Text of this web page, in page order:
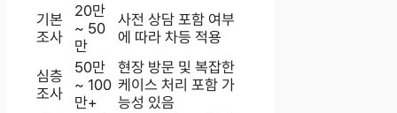
기본
조사
20만
~ 50
만
사전 상담 포함 여부
에 따라 차등 적용
심층
조사
50만
~ 100
만+
현장 방문 및 복잡한
케이스 처리 포함 가
능성 있음